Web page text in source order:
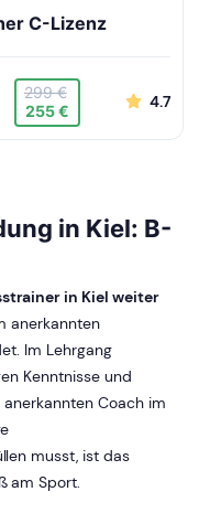
C-Lizenz
299 €
255 €
4.7
in Kiel: B-
in Kiel weiter
anerkannten
Im Lehrgang
Kenntnisse und
Coach im
musst, ist das
am Sport.